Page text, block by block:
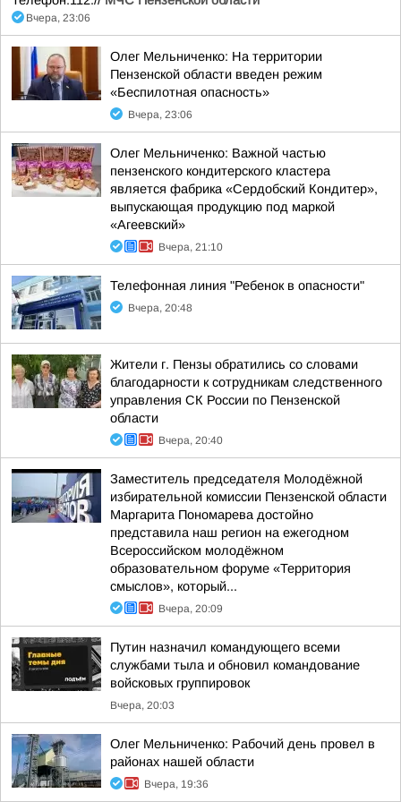
Вчера, 23:06
Олег Мельниченко: На территории
Пензенской области введен режим
«Беспилотная опасность»
Вчера, 23:06
Олег Мельниченко: Важной частью
пензенского кондитерского кластера
является фабрика «Сердобский Кондитер»,
выпускающая продукцию под маркой
«Агеевский»
Вчера, 21:10
Телефонная линия "Ребенок в опасности"
Вчера, 20:48
Жители г. Пензы обратились со словами
благодарности к сотрудникам следственного
управления СК России по Пензенской
области
Вчера, 20:40
Заместитель председателя Молодёжной
избирательной комиссии Пензенской области
Маргарита Пономарева достойно
представила наш регион на ежегодном
Всероссийском молодёжном
образовательном форуме «Территория
смыслов», который...
Вчера, 20:09
Путин назначил командующего всеми
службами тыла и обновил командование
войсковых группировок
Вчера, 20:03
Олег Мельниченко: Рабочий день провел в
районах нашей области
Вчера, 19:36